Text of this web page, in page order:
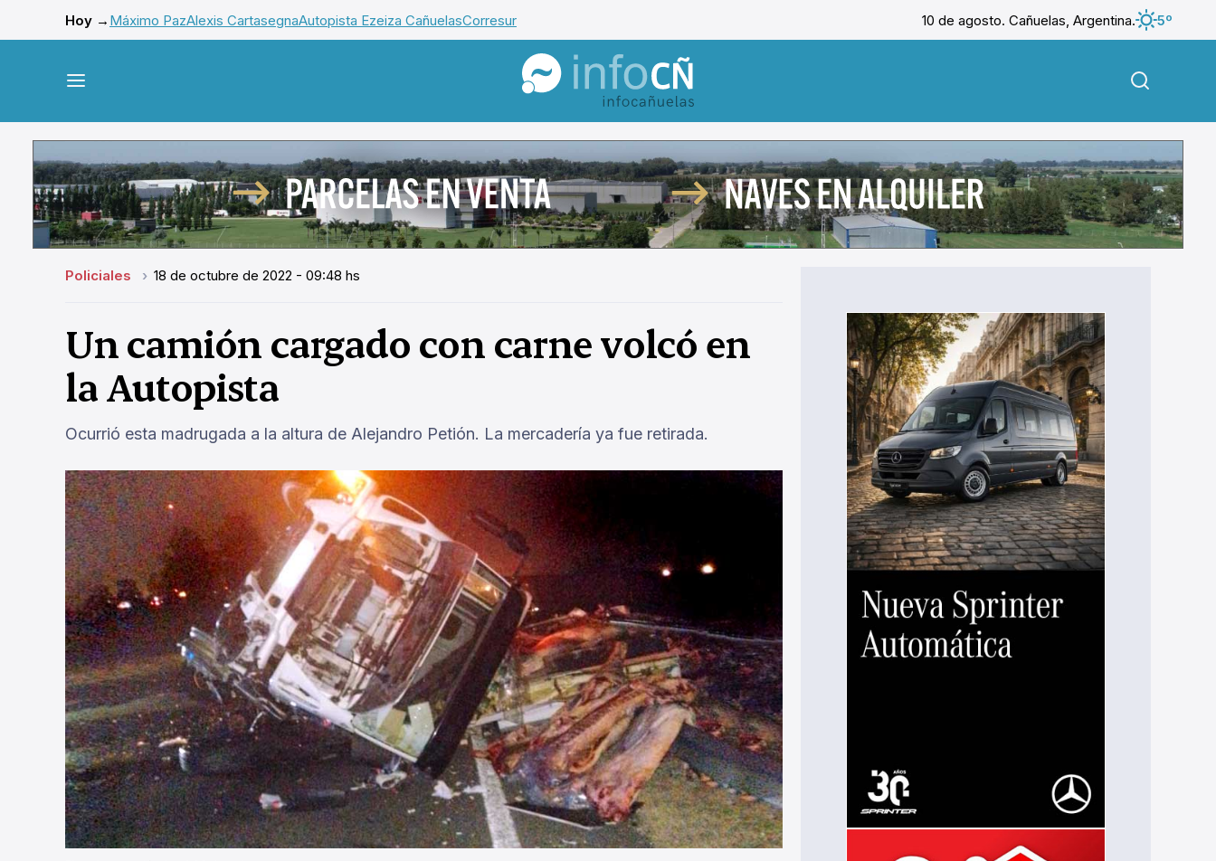
Hoy → Máximo PazAlexis CartasegnaAutopista Ezeiza CañuelasCorresur 10 de agosto. Cañuelas, Argentina.
5º
InfoCañuelas
Policiales 18 de octubre de 2022 - 09:48 hs
Un camión cargado con carne volcó en
la Autopista
Ocurrió esta madrugada a la altura de Alejandro Petión. La mercadería ya fue retirada.